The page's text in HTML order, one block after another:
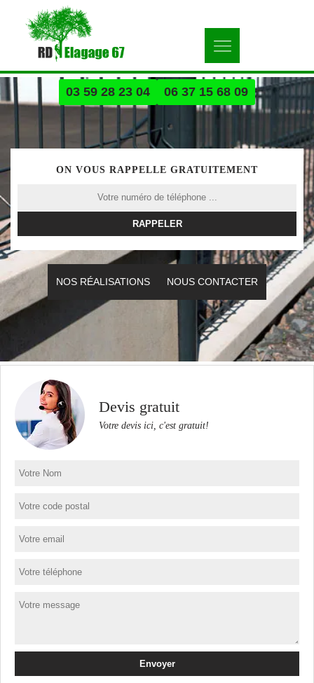
03 59 28 23 04 06 37 15 68 09
ON VOUS RAPPELLE GRATUITEMENT
NOS RÉALISATIONS NOUS CONTACTER
Devis gratuit
Votre devis ici, c'est gratuit!